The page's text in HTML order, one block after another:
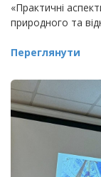
«Практичні
природного та
Переглянути